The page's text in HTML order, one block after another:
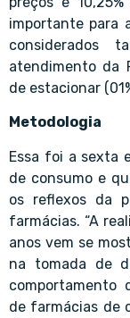
importante para
considerados
atendimento da
de estacionar
Metodologia
Essa foi a sexta
de consumo e
os reflexos da
farmácias. “A
anos vem se
na tomada de
comportamento
de farmácias de